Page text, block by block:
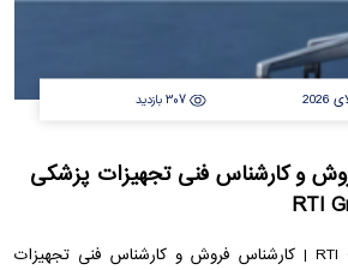
307 بازدید
و کارشناس فنی تجهیزات پزشکی
فرصت استخدام در RTI Group | کارشناس فروش و کارشناس فنی تجهیزات